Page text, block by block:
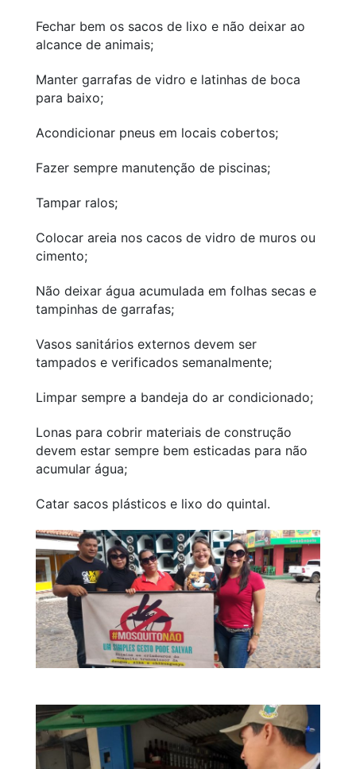
Fechar bem os sacos de lixo e não deixar ao
alcance de animais;
Manter garrafas de vidro e latinhas de boca
para baixo;
Acondicionar pneus em locais cobertos;
Fazer sempre manutenção de piscinas;
Tampar ralos;
Colocar areia nos cacos de vidro de muros ou
cimento;
Não deixar água acumulada em folhas secas e
tampinhas de garrafas;
Vasos sanitários externos devem ser
tampados e verificados semanalmente;
Limpar sempre a bandeja do ar condicionado;
Lonas para cobrir materiais de construção
devem estar sempre bem esticadas para não
acumular água;
Catar sacos plásticos e lixo do quintal.